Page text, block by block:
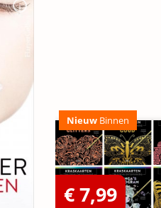
Nieuw Binnen
€ 7,99